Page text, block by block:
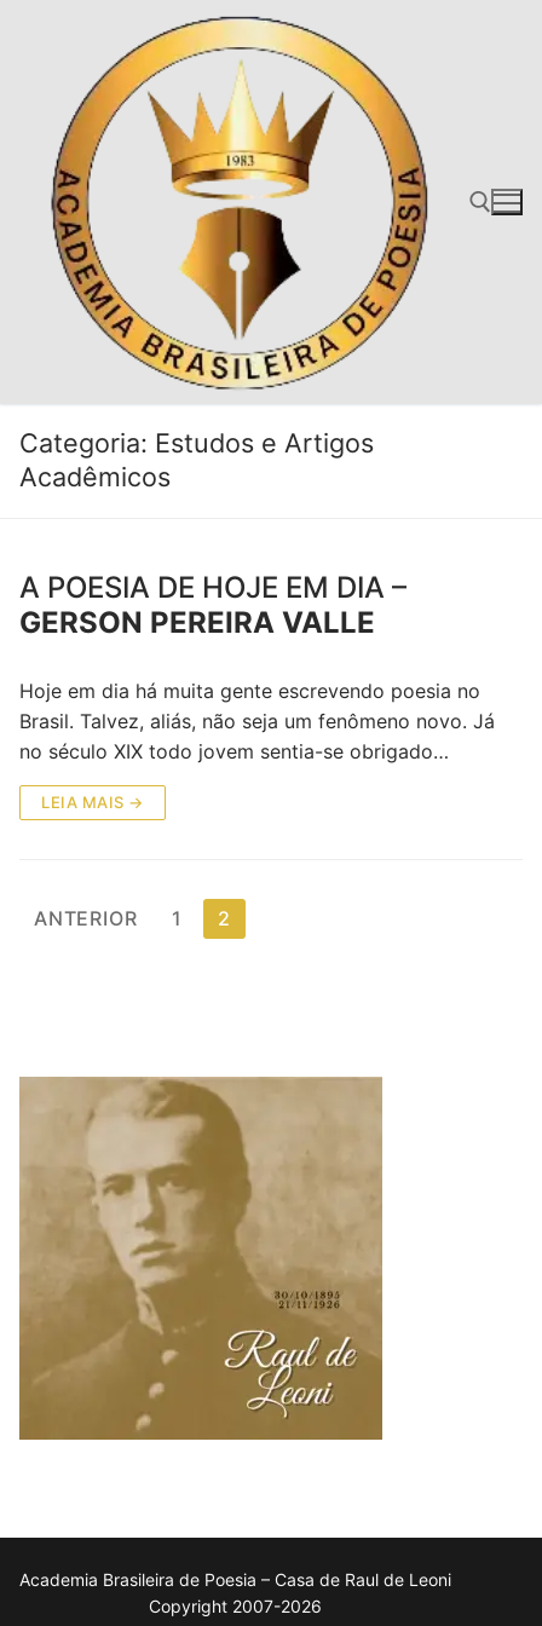
Categoria: Estudos e Artigos
Acadêmicos
A POESIA DE HOJE EM DIA –
GERSON PEREIRA VALLE
Hoje em dia há muita gente escrevendo poesia no
Brasil. Talvez, aliás, não seja um fenômeno novo. Já
no século XIX todo jovem sentia-se obrigado…
LEIA MAIS →
ANTERIOR 1 2
Academia Brasileira de Poesia – Casa de Raul de Leoni
Copyright 2007-2026